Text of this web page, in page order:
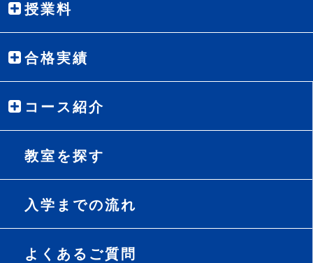
授業料
合格実績
コース紹介
教室を探す
入学までの流れ
よくあるご質問